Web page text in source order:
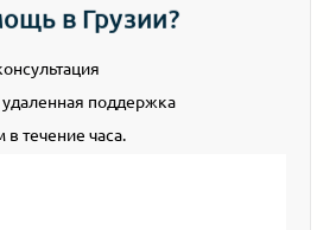
в Грузии?
поддержка
течение часа.